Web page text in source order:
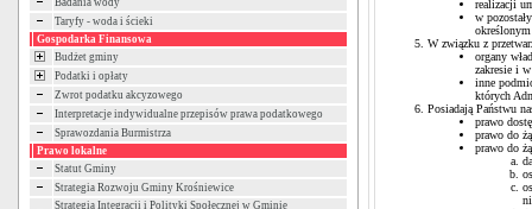
Badania wody
Taryfy - woda i ścieki
Gospodarka Finansowa
Budżet gminy
Podatki i opłaty
Zwrot podatku akcyzowego
Interpretacje indywidualne przepisów prawa podatkowego
Sprawozdania Burmistrza
Prawo lokalne
Statut Gminy
Strategia Rozwoju Gminy Krośniewice
Strategia Integracji i Polityki Społecznej w Gminie
realizacji
w
W związku z
organy
zakresie i
inne
których
Posiadają Państwu
prawo
prawo do
prawo do